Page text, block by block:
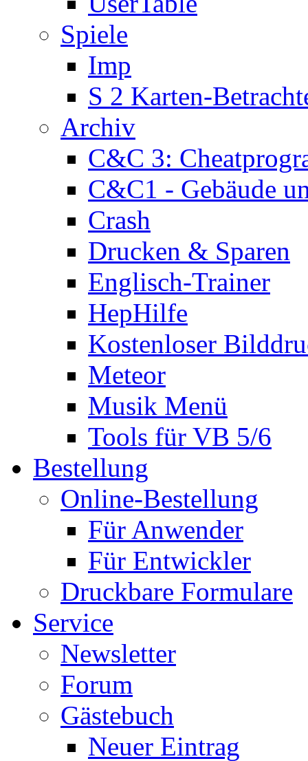
Spiele
Imp
S 2 Karten-
Archiv
C&C 3:
C&C1 - Gebäude
Crash
Drucken & Sparen
Englisch-Trainer
HepHilfe
Kostenloser
Meteor
Musik Menü
Tools für VB 5/6
Bestellung
Online-Bestellung
Für Anwender
Für Entwickler
Druckbare Formulare
Service
Newsletter
Forum
Gästebuch
Neuer Eintrag